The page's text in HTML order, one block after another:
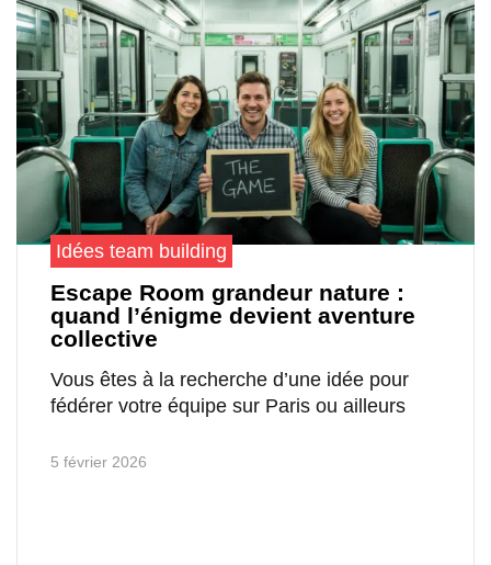
Idées team building
Escape Room grandeur nature :
quand l’énigme devient aventure
collective
Vous êtes à la recherche d’une idée pour
fédérer votre équipe sur Paris ou ailleurs
5 février 2026